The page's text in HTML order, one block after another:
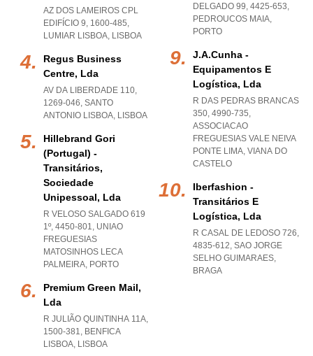
AZ DOS LAMEIROS CPL
EDIFÍCIO 9, 1600-485,
LUMIAR LISBOA, LISBOA
Regus Business
Centre, Lda
AV DA LIBERDADE 110,
1269-046, SANTO
ANTONIO LISBOA, LISBOA
Hillebrand Gori
(portugal) -
Transitários,
Sociedade
Unipessoal, Lda
R VELOSO SALGADO 619
1º, 4450-801, UNIAO
FREGUESIAS
MATOSINHOS LECA
PALMEIRA, PORTO
Premium Green Mail,
Lda
R JULIÃO QUINTINHA 11A,
1500-381, BENFICA
LISBOA, LISBOA
DELGADO 99, 4425-653,
PEDROUCOS MAIA,
PORTO
J.a.cunha -
Equipamentos E
Logística, Lda
R DAS PEDRAS BRANCAS
350, 4990-735,
ASSOCIACAO
FREGUESIAS VALE NEIVA
PONTE LIMA, VIANA DO
CASTELO
Iberfashion -
Transitários E
Logística, Lda
R CASAL DE LEDOSO 726,
4835-612, SAO JORGE
SELHO GUIMARAES,
BRAGA